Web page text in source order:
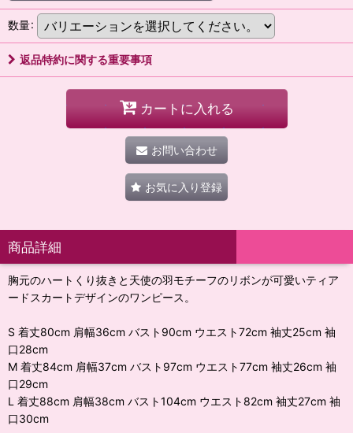
数量:
返品特約に関する重要事項
カートに入れる
お問い合わせ
お気に入り登録
商品詳細
胸元のハートくり抜きと天使の羽モチーフのリボンが可愛いティア
ードスカートデザインのワンピース。
S 着丈80cm 肩幅36cm バスト90cm ウエスト72cm 袖丈25cm 袖
口28cm
M 着丈84cm 肩幅37cm バスト97cm ウエスト77cm 袖丈26cm 袖
口29cm
L 着丈88cm 肩幅38cm バスト104cm ウエスト82cm 袖丈27cm 袖
口30cm